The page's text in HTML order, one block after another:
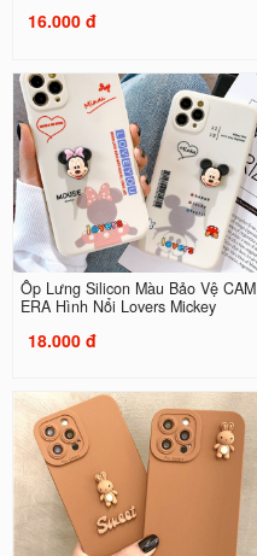
16.000 đ
Ốp Lưng Silicon Màu Bảo Vệ CAM
ERA Hình Nổi Lovers Mickey
18.000 đ